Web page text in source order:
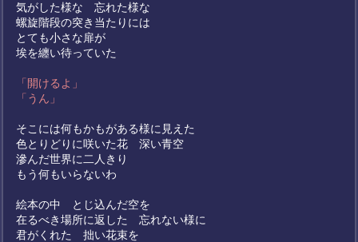
気がした様な 忘れた様な
螺旋階段の突き当たりには
とても小さな扉が
埃を纏い待っていた
「開けるよ」
「うん」
そこには何もかもがある様に見えた
色とりどりに咲いた花 深い青空
滲んだ世界に二人きり
もう何もいらないわ
絵本の中 とじ込んだ空を
在るべき場所に返した 忘れない様に
君がくれた 拙い花束を